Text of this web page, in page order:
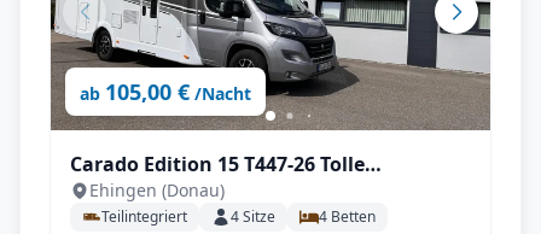
ab 105,00 € /Nacht
Carado Edition 15 T447-26 Tolle
Ausstattung mit Einzelbetten und
Hubbett für 4 Personen, SAT / TV / Solar /
Ehingen (Donau)
Teilintegriert 4Sitze 4 Betten